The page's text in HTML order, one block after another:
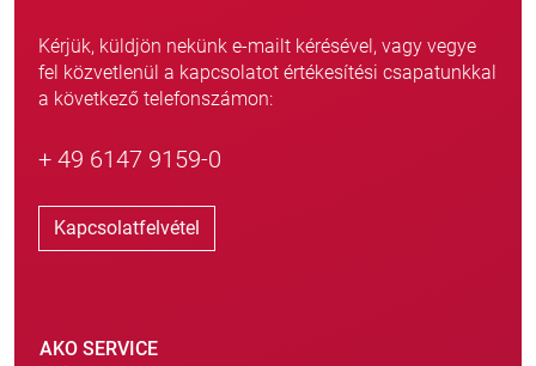
Kérjük, küldjön nekünk e-mailt kérésével, vagy vegye
fel közvetlenül a kapcsolatot értékesítési csapatunkkal
a következő telefonszámon:
+ 49 6147 9159-0
Kapcsolatfelvétel
AKO SERVICE